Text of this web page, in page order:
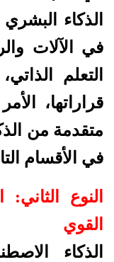
الذكاء
في الآلات
التعلم
قراراتها،
متقدمة من
في الأقسام
النوع
القوي
الذكاء